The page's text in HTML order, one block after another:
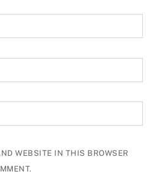
WEBSITE IN THIS BROWSER